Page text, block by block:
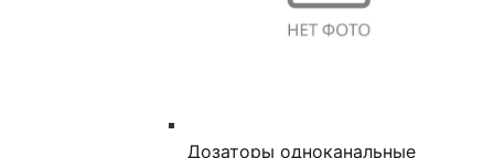
Дозаторы одноканальные